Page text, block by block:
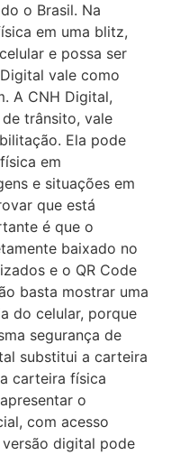
o Brasil. Na
em uma blitz,
e possa ser
vale como
A CNH Digital,
trânsito, vale
Ela pode
em
e situações em
que está
é que o
baixado no
e o QR Code
basta mostrar uma
do celular, porque
segurança de
substitui a carteira
carteira física
o
com acesso
digital pode